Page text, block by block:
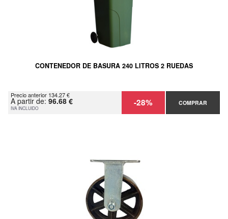
CONTENEDOR DE BASURA 240 LITROS 2 RUEDAS
Precio anterior 134.27 €
A partir de: 96.68 €
IVA INCLUIDO -28% COMPRAR